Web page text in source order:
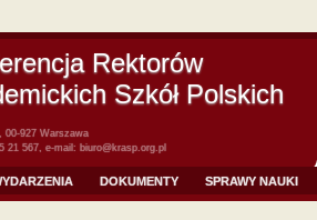
Rektorów
Szkół Polskich
00-927 Warszawa
21 567, e-mail: biuro@krasp.org.pl
DOKUMENTY SPRAWY NAUKI